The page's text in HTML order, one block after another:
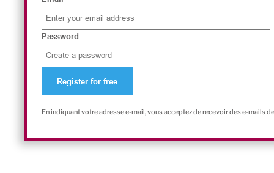
Password
En indiquant votre adresse e-mail, vous acceptez de recevoir des e-mails